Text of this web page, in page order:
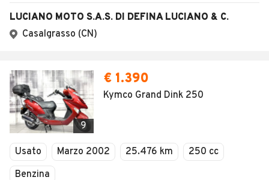
LUCIANO MOTO S.A.S. DI DEFINA LUCIANO & C.
Casalgrasso (CN)
9
€ 1.390
Kymco Grand Dink 250
Usato Marzo 2002 25.476 km
250 cc
Benzina